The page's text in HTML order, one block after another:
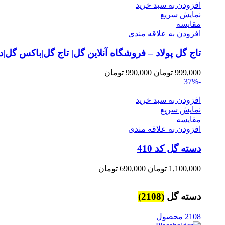
1,100,000 تومان.افزودن به سبد خرید
نمایش سریع
مقايسه
افزودن به علاقه مندی
تاج گل پولاد – فروشگاه آنلاین گل| تاج گل|باکس
999,000 تومان Original
999,000 تومان.
990,000 تومان
-37%
افزودن به سبد خرید
نمایش سریع
مقايسه
افزودن به علاقه مندی
دسته گل کد 410
1,100,000 تومان Original
1,100,000 تومان.
690,000 تومان
دسته گل (2108)
2108 محصول